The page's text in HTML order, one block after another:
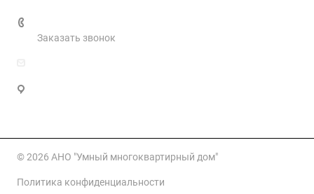
Заказать звонок
© 2026 АНО "Умный многоквартирный дом"
Политика конфиденциальности